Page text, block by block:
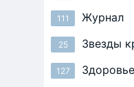
111 Журнал
25 Звезды
127 Здоровье